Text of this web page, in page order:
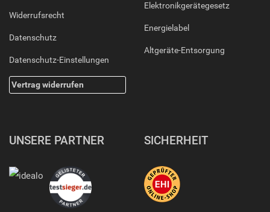
Widerrufsrecht
Datenschutz
Datenschutz-Einstellungen
Vertrag widerrufen
Elektronikgerätegesetz
Energielabel
Altgeräte-Entsorgung
UNSERE PARTNER SICHERHEIT